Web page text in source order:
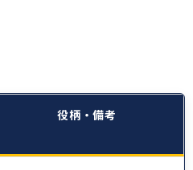
役柄・備考